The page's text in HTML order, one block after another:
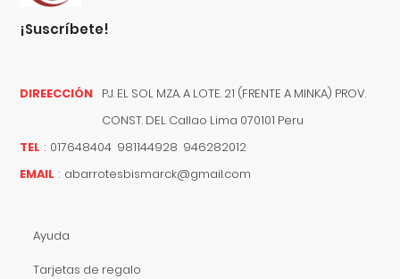
¡suscríbete!
DIREECCIÓN PJ. EL SOL MZA. A LOTE. 21 (FRENTE A MINKA) PROV.
CONST. DEL Callao Lima 070101 Peru
TEL : 017648404 981144928 946282012
EMAIL : abarrotesbismarck@gmail.com
Ayuda
Tarjetas de regalo